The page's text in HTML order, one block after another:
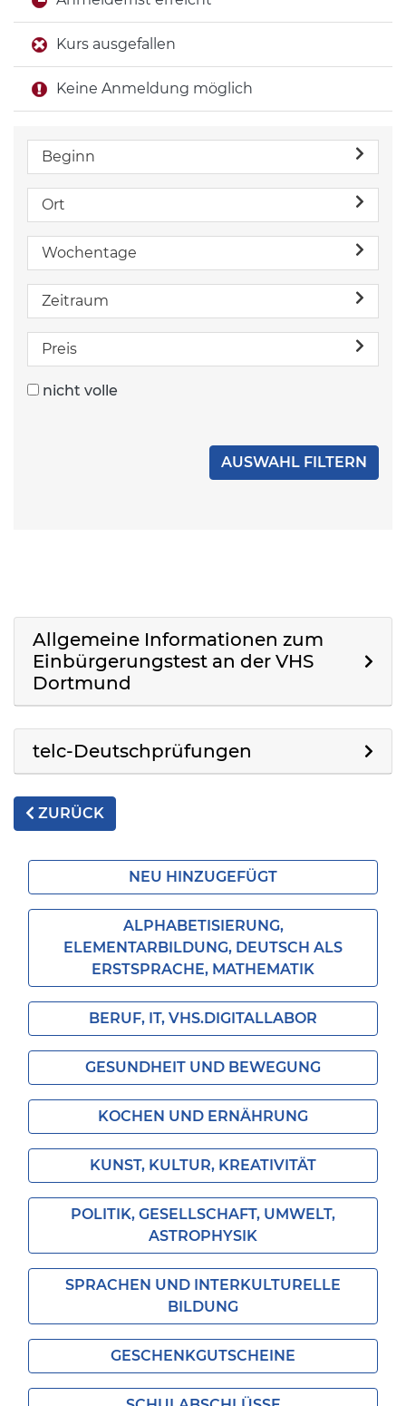
Kurs ausgefallen
Keine Anmeldung möglich
Beginn
Ort
Wochentage
Zeitraum
Preis
nicht volle
Allgemeine Informationen zum
Einbürgerungstest an der VHS
Dortmund
telc-Deutschprüfungen
ZURÜCK
NEU HINZUGEFÜGT
ALPHABETISIERUNG,
ELEMENTARBILDUNG, DEUTSCH ALS
ERSTSPRACHE, MATHEMATIK
BERUF, IT, VHS.DIGITALLABOR
GESUNDHEIT UND BEWEGUNG
KOCHEN UND ERNÄHRUNG
KUNST, KULTUR, KREATIVITÄT
POLITIK, GESELLSCHAFT, UMWELT,
ASTROPHYSIK
SPRACHEN UND INTERKULTURELLE
BILDUNG
GESCHENKGUTSCHEINE